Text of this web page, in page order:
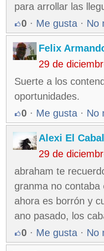
para arrollar las
0 · Me gusta · No
Felix
29 de
Suerte a los
oportunidades.
0 · Me gusta · No
Alexi El
29 de
abraham te
granma no
ahora es borrón y
ano pasado, los
0 · Me gusta · No